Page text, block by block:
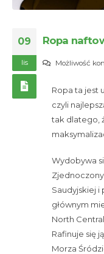
09
lis
Ropa
Możliwość
Ropa ta jest
czyli
tak dlatego,
Wydobywa
Saudyjskiej i
głównym
North
Rafinuje się
Morza